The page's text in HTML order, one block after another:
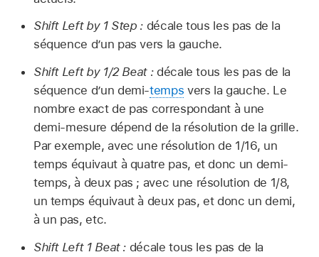
Shift Left by 1 Step : décale tous les pas de la
séquence d’un pas vers la gauche.
Shift Left by 1/2 Beat :décale tous les pas de la
séquence d’un demi-temps vers la gauche. Le
nombre exact de pas correspondant à une
demi-mesure dépend de la résolution de la grille.
Par exemple, avec une résolution de 1/16, un
temps équivaut à quatre pas, et donc un demi-
temps, à deux pas ; avec une résolution de 1/8,
un temps équivaut à deux pas, et donc un demi,
à un pas, etc.
Shift Left 1 Beat : décale tous les pas de la